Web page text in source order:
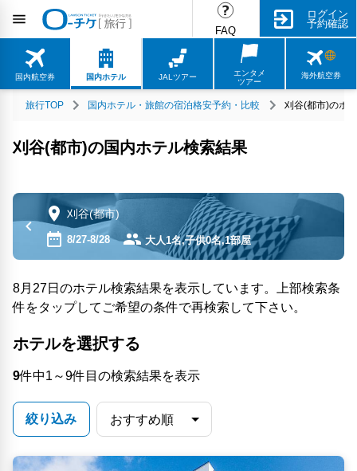
FAQ
ログイン
予約確認
国内航空券 国内ホテル JALツアー
エンタメ
ツアー
海外航空券
旅行TOP 国内ホテル・旅館の宿泊格安予約・比較 刈谷(都市)のホ
刈谷(都市)の国内ホテル検索結果
刈谷(都市)
8/27-8/28 大人1名,子供0名,1部屋
8月27日のホテル検索結果を表示しています。上部検索条
件をタップしてご希望の条件で再検索して下さい。
ホテルを選択する
9件中1～9件目の検索結果を表示
絞り込み